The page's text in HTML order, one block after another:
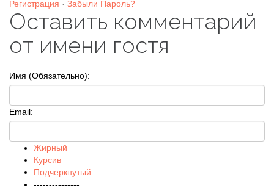
Регистрация · Забыли Пароль?
Оставить комментарий
от имени гостя
Имя (Обязательно):
Email:
Жирный
Курсив
Подчеркнутый
---------------